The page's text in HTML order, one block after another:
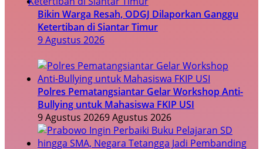
Bikin Warga Resah, ODGJ Dilaporkan Ganggu
Ketertiban di Siantar Timur
9 Agustus 2026
Polres Pematangsiantar Gelar Workshop Anti-
Bullying untuk Mahasiswa FKIP USI
9 Agustus 20269 Agustus 2026